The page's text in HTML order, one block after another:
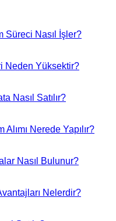
Süreci Nasıl İşler?
Neden Yüksektir?
Nasıl Satılır?
Nerede Yapılır?
Nasıl Bulunur?
Nelerdir?